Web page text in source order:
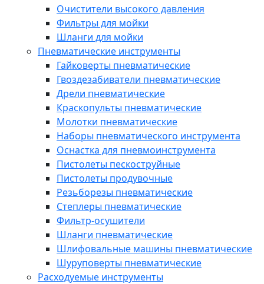
Очистители высокого давления
Фильтры для мойки
Шланги для мойки
Пневматические инструменты
Гайковерты пневматические
Гвоздезабиватели пневматические
Дрели пневматические
Краскопульты пневматические
Молотки пневматические
Наборы пневматического инструмента
Оснастка для пневмоинструмента
Пистолеты пескоструйные
Пистолеты продувочные
Резьборезы пневматические
Степлеры пневматические
Фильтр-осушители
Шланги пневматические
Шлифовальные машины пневматические
Шуруповерты пневматические
Расходуемые инструменты